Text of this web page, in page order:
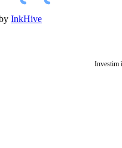
InkHive
Investim